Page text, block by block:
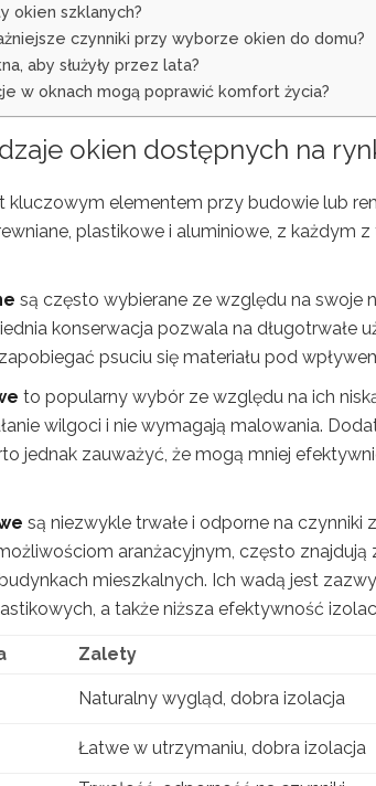
okien szklanych?
czynniki przy wyborze okien do domu?
aby służyły przez lata?
w oknach mogą poprawić komfort życia?
okien dostępnych na
kluczowym elementem przy budowie lub
plastikowe i aluminiowe, z każdym
są często wybierane ze względu na swoje
konserwacja pozwala na długotrwałe
psuciu się materiału pod
to popularny wybór ze względu na ich
wilgoci i nie wymagają malowania.
jednak zauważyć, że mogą mniej
są niezwykle trwałe i odporne na czynniki
aranżacyjnym, często
mieszkalnych. Ich wadą jest
a także niższa efektywność
Zalety
Naturalny wygląd, dobra izolacja
Łatwe w utrzymaniu, dobra izolacja